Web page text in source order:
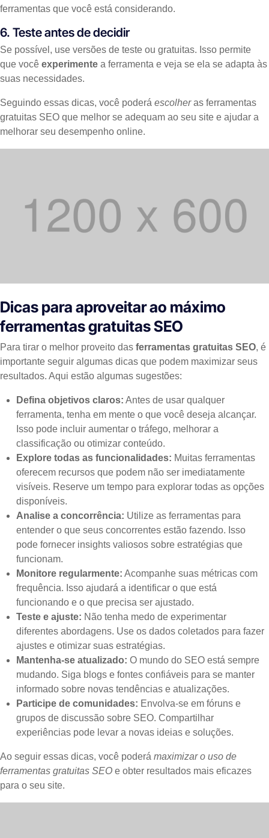
ferramentas que você está considerando.
6. Teste antes de decidir
Se possível, use versões de teste ou gratuitas. Isso permite
que você experimente a ferramenta e veja se ela se adapta às
suas necessidades.
Seguindo essas dicas, você poderá escolheras ferramentas
gratuitas SEO que melhor se adequam ao seu site e ajudar a
melhorar seu desempenho online.
Dicas para aproveitar ao máximo
ferramentas gratuitas SEO
Para tirar o melhor proveito das ferramentas gratuitas SEO, é
importante seguir algumas dicas que podem maximizar seus
resultados. Aqui estão algumas sugestões:
Defina objetivos claros: Antes de usar qualquer
ferramenta, tenha em mente o que você deseja alcançar.
Isso pode incluir aumentar o tráfego, melhorar a
classificação ou otimizar conteúdo.
Explore todas as funcionalidades: Muitas ferramentas
oferecem recursos que podem não ser imediatamente
visíveis. Reserve um tempo para explorar todas as opções
disponíveis.
Analise a concorrência: Utilize as ferramentas para
entender o que seus concorrentes estão fazendo. Isso
pode fornecer insights valiosos sobre estratégias que
funcionam.
Monitore regularmente: Acompanhe suas métricas com
frequência. Isso ajudará a identificar o que está
funcionando e o que precisa ser ajustado.
Teste e ajuste: Não tenha medo de experimentar
diferentes abordagens. Use os dados coletados para fazer
ajustes e otimizar suas estratégias.
Mantenha-se atualizado: O mundo do SEO está sempre
mudando. Siga blogs e fontes confiáveis para se manter
informado sobre novas tendências e atualizações.
Participe de comunidades: Envolva-se em fóruns e
grupos de discussão sobre SEO. Compartilhar
experiências pode levar a novas ideias e soluções.
Ao seguir essas dicas, você poderá maximizar o uso de
ferramentas gratuitas SEO e obter resultados mais eficazes
para o seu site.